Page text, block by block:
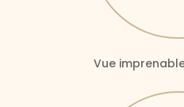
Vue